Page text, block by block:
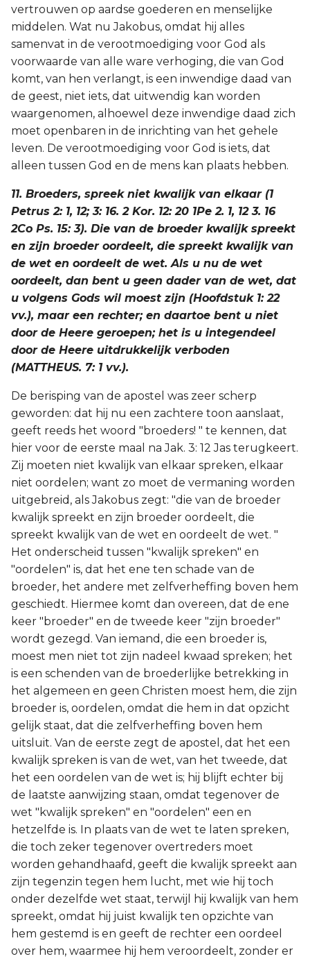
vertrouwen op aardse goederen en menselijke
middelen. Wat nu Jakobus, omdat hij alles
samenvat in de verootmoediging voor God als
voorwaarde van alle ware verhoging, die van God
komt, van hen verlangt, is een inwendige daad van
de geest, niet iets, dat uitwendig kan worden
waargenomen, alhoewel deze inwendige daad zich
moet openbaren in de inrichting van het gehele
leven. De verootmoediging voor God is iets, dat
alleen tussen God en de mens kan plaats hebben.
11. Broeders, spreek niet kwalijk van elkaar (1
Petrus 2: 1, 12; 3: 16. 2 Kor. 12: 20 1Pe 2. 1, 12 3. 16
2Co Ps. 15: 3). Die van de broeder kwalijk spreekt
en zijn broeder oordeelt, die spreekt kwalijk van
de wet en oordeelt de wet. Als u nu de wet
oordeelt, dan bent u geen dader van de wet, dat
u volgens Gods wil moest zijn (Hoofdstuk 1: 22
vv.), maar een rechter; en daartoe bent u niet
door de Heere geroepen; het is u integendeel
door de Heere uitdrukkelijk verboden
(MATTHEUS. 7: 1 vv.).
De berisping van de apostel was zeer scherp
geworden: dat hij nu een zachtere toon aanslaat,
geeft reeds het woord "broeders! " te kennen, dat
hier voor de eerste maal na Jak. 3: 12 Jas terugkeert.
Zij moeten niet kwalijk van elkaar spreken, elkaar
niet oordelen; want zo moet de vermaning worden
uitgebreid, als Jakobus zegt: "die van de broeder
kwalijk spreekt en zijn broeder oordeelt, die
spreekt kwalijk van de wet en oordeelt de wet. "
Het onderscheid tussen "kwalijk spreken" en
"oordelen" is, dat het ene ten schade van de
broeder, het andere met zelfverheffing boven hem
geschiedt. Hiermee komt dan overeen, dat de ene
keer "broeder" en de tweede keer "zijn broeder"
wordt gezegd. Van iemand, die een broeder is,
moest men niet tot zijn nadeel kwaad spreken; het
is een schenden van de broederlijke betrekking in
het algemeen en geen Christen moest hem, die zijn
broeder is, oordelen, omdat die hem in dat opzicht
gelijk staat, dat die zelfverheffing boven hem
uitsluit. Van de eerste zegt de apostel, dat het een
kwalijk spreken is van de wet, van het tweede, dat
het een oordelen van de wet is; hij blijft echter bij
de laatste aanwijzing staan, omdat tegenover de
wet "kwalijk spreken" en "oordelen" een en
hetzelfde is. In plaats van de wet te laten spreken,
die toch zeker tegenover overtreders moet
worden gehandhaafd, geeft die kwalijk spreekt aan
zijn tegenzin tegen hem lucht, met wie hij toch
onder dezelfde wet staat, terwijl hij kwalijk van hem
spreekt, omdat hij juist kwalijk ten opzichte van
hem gestemd is en geeft de rechter een oordeel
over hem, waarmee hij hem veroordeelt, zonder er